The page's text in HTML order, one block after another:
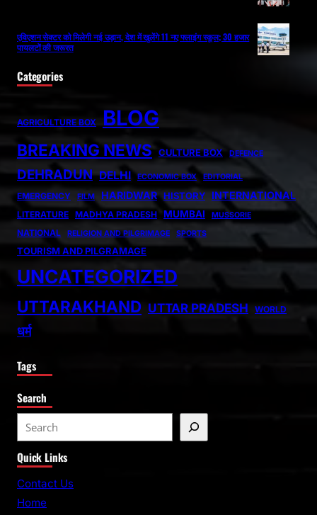
एविएशन सेक्टर को मिलेगी नई उड़ान, देश में खुलेंगे 11 नए फ्लाइंग स्कूल; 30 हजार
पायलटों की जरूरत
Categories
AGRICULTURE BOX BLOG
BREAKING NEWS CULTURE BOX DEFENCE
DEHRADUN DELHI ECONOMIC BOX EDITORIAL
EMERGENCY FILM HARIDWAR HISTORY INTERNATIONAL
LITERATURE MADHYA PRADESH MUMBAI MUSSORIE
NATIONAL RELIGION AND PILGRIMAGE SPORTS
TOURISM AND PILGRAMAGE
UNCATEGORIZED
UTTARAKHAND UTTAR PRADESH WORLD
धर्म
Tags
Search
e
a
r
Quick Links
Contact Us
Home